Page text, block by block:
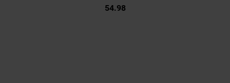
54.98